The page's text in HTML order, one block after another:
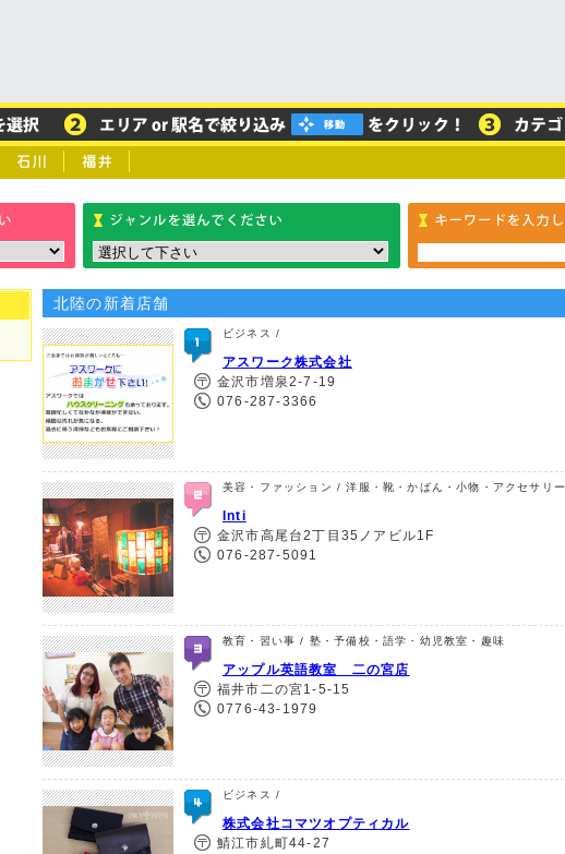
北陸の新着店舗
ビジネス /
アスワーク株式会社
金沢市増泉2-7-19
076-287-3366
美容・ファッション / 洋服・靴・かばん・小物・アクセサリー
Inti
金沢市高尾台2丁目35ノアビル1F
076-287-5091
教育・習い事 / 塾・予備校・語学・幼児教室・趣味
アップル英語教室 二の宮店
福井市二の宮1-5-15
0776-43-1979
ビジネス /
株式会社コマツオプティカル
鯖江市糺町44-27